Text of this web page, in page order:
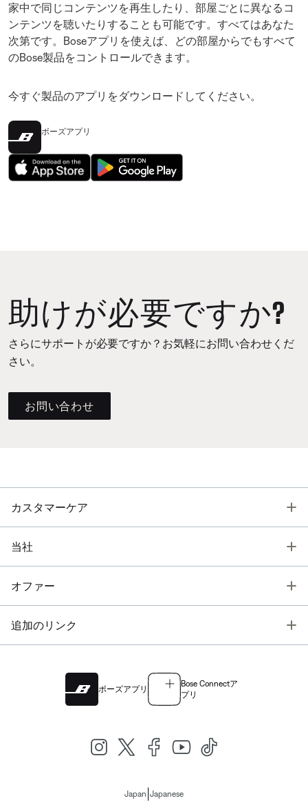
家中で同じコンテンツを再生したり、部屋ごとに異なるコ
ンテンツを聴いたりすることも可能です。すべてはあなた
次第です。Boseアプリを使えば、どの部屋からでもすべて
のBose製品をコントロールできます。
今すぐ製品のアプリをダウンロードしてください。
ボーズアプリ
助けが必要ですか?
さらにサポートが必要ですか？お気軽にお問い合わせくだ
さい。
お問い合わせ
カスタマーケア
当社
オファー
追加のリンク
ボーズアプリ
Bose Connectア
プリ
Japan Japanese